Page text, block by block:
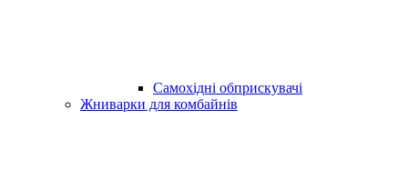
Самохідні обприскувачі
Жниварки для комбайнів